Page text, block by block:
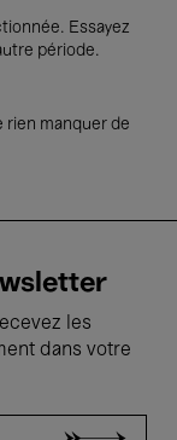
Essayez
période.
rien manquer de
les
dans votre